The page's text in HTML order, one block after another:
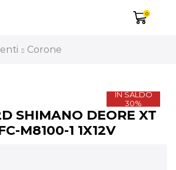
0
Corone
IN SALDO
30%
SHIMANO DEORE XT
M8100-1 1X12V